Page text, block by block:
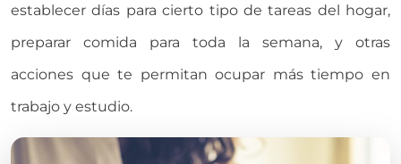
establecer días para cierto tipo de tareas del hogar,
preparar comida para toda la semana, y otras
acciones que te permitan ocupar más tiempo en
trabajo y estudio.